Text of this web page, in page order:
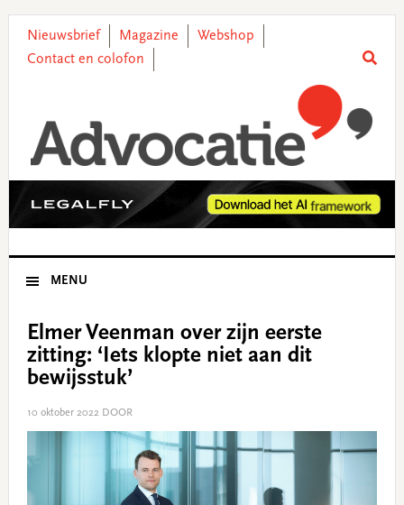
primary
main
primary
footer
Nieuwsbrief Magazine
Webshop
Contact en colofon
MENU
Elmer Veenman over zijn eerste
zitting: ‘Iets klopte niet aan dit
bewijsstuk’
10 oktober 2022DOOR